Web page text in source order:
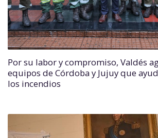
Por su labor y compromiso, Valdés
equipos de Córdoba y Jujuy que
los incendios